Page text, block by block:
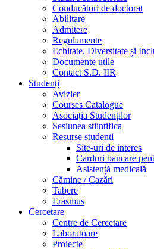
Conducători de doctorat
Abilitare
Admitere
Regulamente
Echitate, Diversitate și
Documente utile
Contact S.D. IIR
Studenți
Avizier
Courses Catalogue
Asociația Studenților
Sesiunea stiintifica
Resurse studenti
Site-uri de interes
Carduri bancare
Asistență medicală
Cămine / Cazări
Tabere
Erasmus
Cercetare
Centre de Cercetare
Laboratoare
Proiecte